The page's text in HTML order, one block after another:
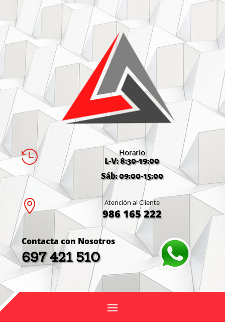
 Horario
L-V: 8:30-19:00
Sáb: 09:00-15:00
 Atención al Cliente
986 165 222
Contacta con Nosotros
697 421 510